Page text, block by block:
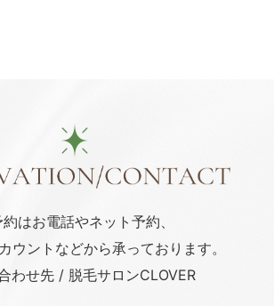
約はお電話やネット予約、
ウント などから承っております。
わせ先 / 脱毛サロンCLOVER